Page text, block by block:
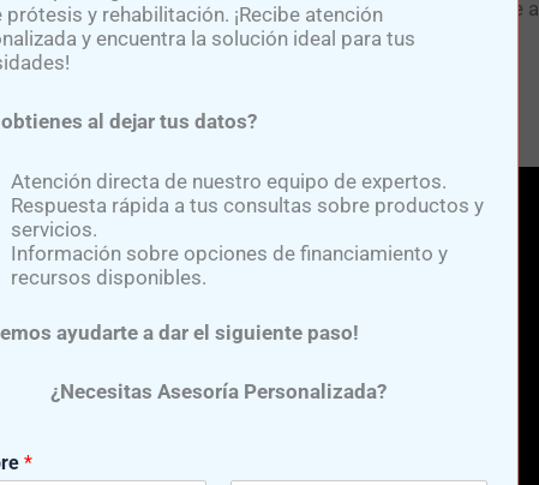
lo que ayuda a los pacientes a superar los
que
por DIABETES, vuelvo a retomar mi vida
prótesis y rehabilitación. ¡Recibe atención
y encuentra la solución ideal para tus
obtienes al dejar tus datos?
Atención directa de nuestro equipo de expertos.
Respuesta rápida a tus consultas sobre productos y
servicios.
Información sobre opciones de financiamiento y
recursos disponibles.
ayudarte a dar el siguiente paso!
¿Necesitas Asesoría Personalizada?
*